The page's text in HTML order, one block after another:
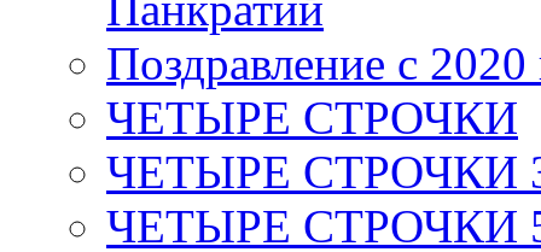
Поздравление с 2020
ЧЕТЫРЕ СТРОЧКИ
ЧЕТЫРЕ СТРОЧКИ 3
ЧЕТЫРЕ СТРОЧКИ 5